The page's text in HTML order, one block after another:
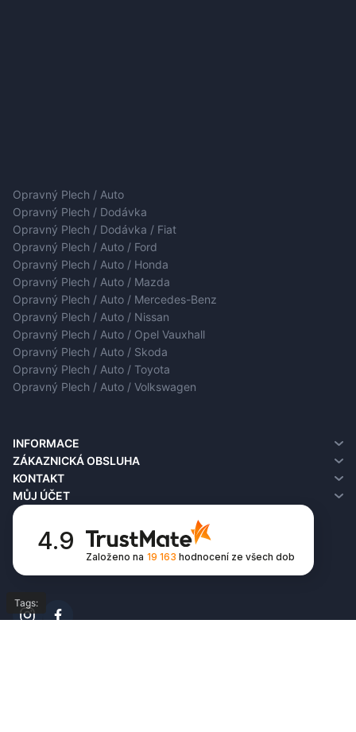
Opravný Plech / Auto
Opravný Plech / Dodávka
Opravný Plech / Dodávka / Fiat
Opravný Plech / Auto / Ford
Opravný Plech / Auto / Honda
Opravný Plech / Auto / Mazda
Opravný Plech / Auto / Mercedes-Benz
Opravný Plech / Auto / Nissan
Opravný Plech / Auto / Opel Vauxhall
Opravný Plech / Auto / Skoda
Opravný Plech / Auto / Toyota
Opravný Plech / Auto / Volkswagen
INFORMACE
O nás
Informace o doručení
Zásady ochrany osobních údajů
Podmínky používání
ZÁKAZNICKÁ OBSLUHA
Kontakt
Vrácení
Mapa obchodu
KONTAKT
MŮJ ÚČET
Můj účet
Historie objednávek
Seznam přání
Newsletter
4.9
Založeno na 19 163 hodnocení ze všech dob
Tags: